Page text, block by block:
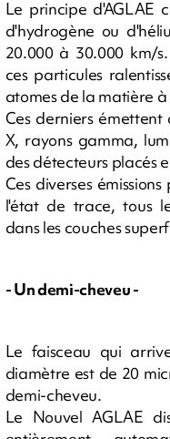
Le principe d'AGLAE
d'hydrogène ou
20.000 à 30.000 km/
ces particules
atomes de la matière
Ces derniers émettent
X, rayons gamma,
des détecteurs placés
Ces diverses
l'état de trace, tous
dans les couches
- Un demi-cheveu -
Le faisceau qui
diamètre est de 20
demi-cheveu.
Le Nouvel AGLAE